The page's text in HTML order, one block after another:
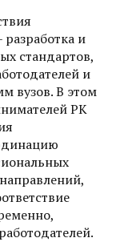
разработка и
стандартов,
и
вузов. В этом
РК